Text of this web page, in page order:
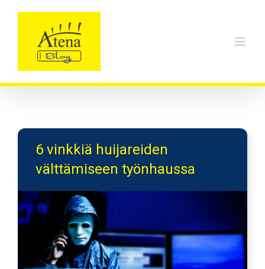
6 vinkkiä huijareiden
välttämiseen työnhaussa